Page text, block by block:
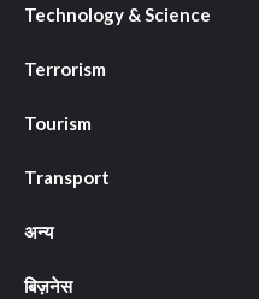
Technology & Science
Terrorism
Tourism
Transport
अन्य
बिज़नेस